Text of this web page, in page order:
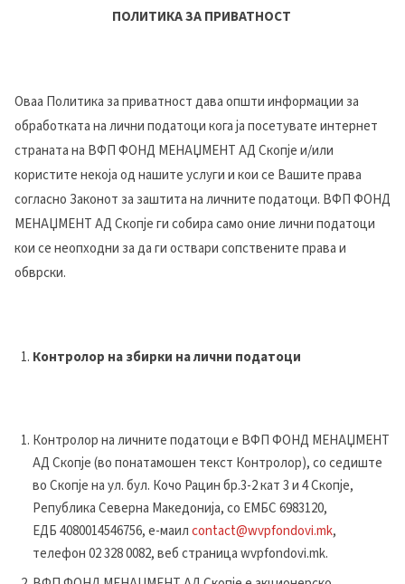
ПОЛИТИКА ЗА ПРИВАТНОСТ
Оваа Политика за приватност дава општи информации за
обработката на лични податоци кога ја посетувате интернет
страната на ВФП ФОНД МЕНАЏМЕНТ АД Скопје и/или
користите некоја од нашите услуги и кои се Вашите права
согласно Законот за заштита на личните податоци. ВФП ФОНД
МЕНАЏМЕНТ АД Скопје ги собира само оние лични податоци
кои се неопходни за да ги оствари сопствените права и
обврски.
Контролор на збирки на лични податоци
Контролор на личните податоци е ВФП ФОНД МЕНАЏМЕНТ
АД Скопје (во понатамошен текст Контролор), со седиште
во Скопје на ул. бул. Кочо Рацин бр.3-2 кат 3 и 4 Скопје,
Република Северна Македонија, со ЕМБС6983120,
ЕДБ4080014546756, е-маилcontact@wvpfondovi.mk,
телефон 02 328 0082, веб страница wvpfondovi.mk.